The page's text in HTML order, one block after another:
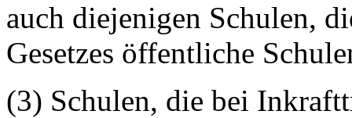
auch diejenigen Schulen,
Gesetzes öffentliche
(3) Schulen, die bei